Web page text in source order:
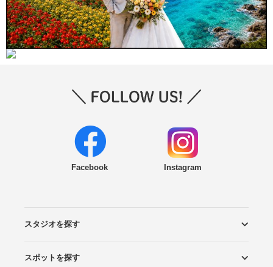
Facebook Instagram
スタジオを探す
エリアから探す
こだわりから探す
NEW PHOTO STYLE
プランから探す
フォトタイプ診断
フォトグラファーから探す
国内リゾートから探す
スポットを探す